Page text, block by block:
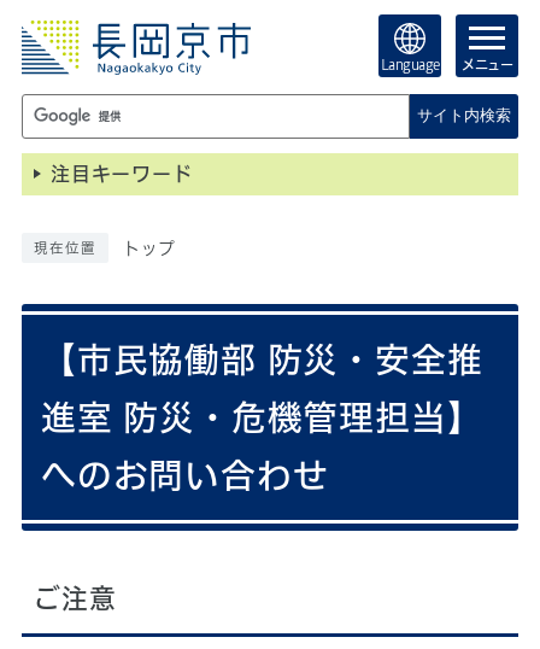
Language メニュー
サイト内検索
注目キーワード
現在位置 トップ
【市民協働部 防災・安全推
進室 防災・危機管理担当】
へのお問い合わせ
ご注意